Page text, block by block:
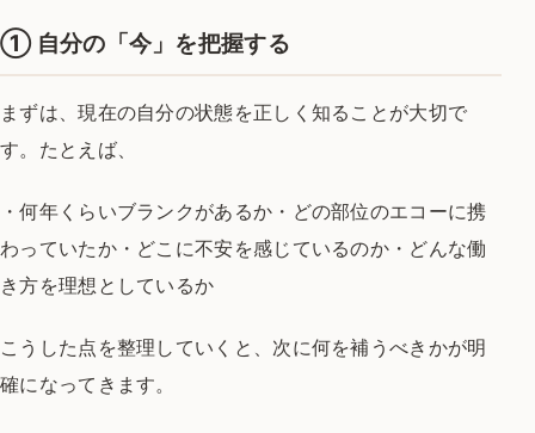
① 自分の「今」を把握する
まずは、現在の自分の状態を正しく知ることが大切で
す。 たとえば、
・何年くらいブランクがあるか ・どの部位のエコーに携
わっていたか・どこに不安を感じているのか ・どんな働
き方を理想としているか
こうした点を整理していくと、次に何を補うべきかが明
確になってきます。